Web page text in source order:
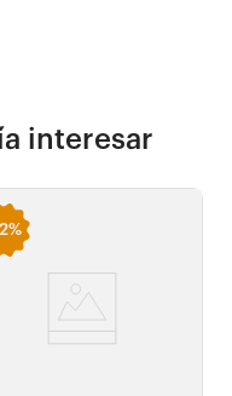
interesar